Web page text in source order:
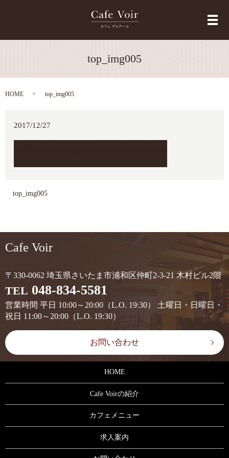
メ
top_img005
HOME top_img005
2017/12/27
top_img005
Cafe Voir
〒330-0062 埼玉県さいたま市浦和区仲町2-3-21 木村ビル2階
TEL 048-834-5581
営業時間 平日 10:00～20:00（L.O. 19:30） 土曜日・日曜日・
祝日 11:00～20:00（L.O. 19:30）
お問い合わせ
HOME
Cafe Voirの紹介
カフェメニュー
求人案内